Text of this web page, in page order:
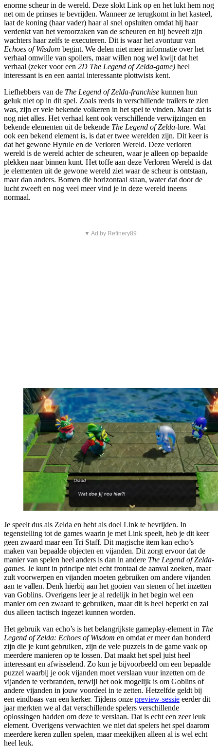
enorme scheur in de wereld. Deze slokt Link op en het lukt hem nog
net om de prinses te bevrijden. Wanneer ze terugkomt in het kasteel,
laat de koning (haar vader) haar al snel opsluiten omdat hij haar
verdenkt van het veroorzaken van de scheuren en hij beveelt zijn
wachters haar zelfs te executeren. Dit is waar het avontuur van
Echoes of Wisdom begint. We delen niet meer informatie over het
verhaal omwille van spoilers, maar willen nog wel kwijt dat het
verhaal (zeker voor een 2D The Legend of Zelda-game) heel
interessant is en een aantal interessante plottwists kent.
Liefhebbers van de The Legend of Zelda-franchise kunnen hun
geluk niet op in dit spel. Zoals reeds in verschillende trailers te zien
was, zijn er vele bekende volkeren in het spel te vinden. Maar dat is
nog niet alles. Het verhaal kent ook verschillende verwijzingen en
bekende elementen uit de bekende The Legend of Zelda-lore. Wat
ook een bekend element is, is dat er twee werelden zijn. Dit keer is
dat het gewone Hyrule en de Verloren Wereld. Deze verloren
wereld is de wereld achter de scheuren, waar je alleen op bepaalde
plekken naar binnen kunt. Het toffe aan deze Verloren Wereld is dat
je elementen uit de gewone wereld ziet waar de scheur is ontstaan,
maar dan anders. Bomen die horizontaal staan, water dat door de
lucht zweeft en nog veel meer vind je in deze wereld ineens
normaal.
▼ Ad by Refinery89
Je speelt dus als Zelda en hebt als doel Link te bevrijden. In
tegenstelling tot de games waarin je met Link speelt, heb je dit keer
geen zwaard maar een Tri Staff. Dit magische item kan echo’s
maken van bepaalde objecten en vijanden. Dit zorgt ervoor dat de
manier van spelen heel anders is dan in andere The Legend of Zelda-
games. Je kunt in principe niet echt frontaal de aanval zoeken, maar
zult voorwerpen en vijanden moeten gebruiken om andere vijanden
aan te vallen. Denk hierbij aan het gooien van stenen of het inzetten
van Goblins. Overigens leer je al redelijk in het begin wel een
manier om een zwaard te gebruiken, maar dit is heel beperkt en zal
dus alleen tactisch ingezet kunnen worden.
Het gebruik van echo’s is het belangrijkste gameplay-element in The
Legend of Zelda: Echoes of Wisdom en omdat er meer dan honderd
zijn die je kunt gebruiken, zijn de vele puzzels in de game vaak op
meerdere manieren op te lossen. Dat maakt het spel juist heel
interessant en afwisselend. Zo kun je bijvoorbeeld om een bepaalde
puzzel waarbij je ook vijanden moet verslaan vuur inzetten om de
vijanden te verbranden, terwijl het ook mogelijk is om Goblins of
andere vijanden in jouw voordeel in te zetten. Hetzelfde geldt bij
een eindbaas van een kerker. Tijdens onze preview-sessie eerder dit
jaar merkten we al dat verschillende spelers verschillende
oplossingen hadden om deze te verslaan. Dat is echt een zeer leuk
element. Overigens verwachten we niet dat spelers het spel daarom
meerdere keren zullen spelen, maar meekijken alleen al is wel echt
heel leuk.